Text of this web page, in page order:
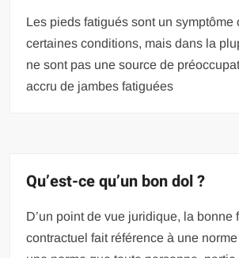
Les pieds fatigués sont un symptôme
certaines conditions, mais dans la
ne sont pas une source de
accru de jambes fatiguées
Qu’est-ce qu’un bon dol ?
D’un point de vue juridique, la bonne
contractuel fait référence à une